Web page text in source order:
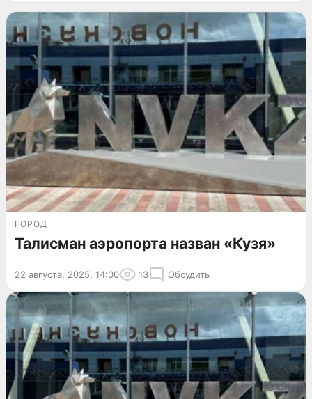
ГОРОД
Талисман аэропорта назван «Кузя»
22 августа, 2025, 14:00 13 Обсудить